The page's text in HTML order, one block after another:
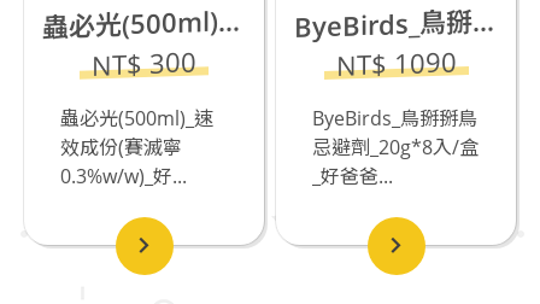
蟲必光(500ml)_速效成份(賽滅寧0.3%w/w)_若有飼養貓咪不推薦_缺貨中
NT$ 300
蟲必光(500ml)_速
效成份(賽滅寧
0.3%w/w)_好...
ByeBirds_鳥掰掰鳥忌避劑_20g*8入/盒
NT$ 1090
ByeBirds_鳥掰掰鳥
忌避劑_20g*8入/盒
_好爸爸...